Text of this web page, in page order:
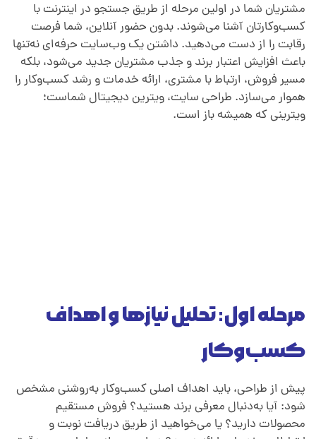
مشتریان شما در اولین مرحله از طریق جستجو در اینترنت با
کسب‌وکارتان آشنا می‌شوند. بدون حضور آنلاین، شما فرصت
رقابت را از دست می‌دهید. داشتن یک وب‌سایت حرفه‌ای نه‌تنها
باعث افزایش اعتبار برند و جذب مشتریان جدید می‌شود، بلکه
مسیر فروش، ارتباط با مشتری، ارائه خدمات و رشد کسب‌وکار را
هموار می‌سازد. طراحی سایت، ویترین دیجیتال شماست؛
ویترینی که همیشه باز است.
مرحله اول: تحلیل نیازها و اهداف
کسب‌وکار
پیش از طراحی، باید اهداف اصلی کسب‌وکار به‌روشنی مشخص
شود: آیا به‌دنبال معرفی برند هستید؟ فروش مستقیم
محصولات دارید؟ یا می‌خواهید از طریق دریافت نوبت و